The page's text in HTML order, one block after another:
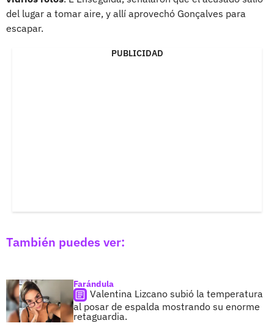
del lugar a tomar aire, y allí aprovechó Gonçalves para
escapar.
PUBLICIDAD
También puedes ver:
Farándula
Valentina Lizcano subió la temperatura
al posar de espalda mostrando su enorme
retaguardia.